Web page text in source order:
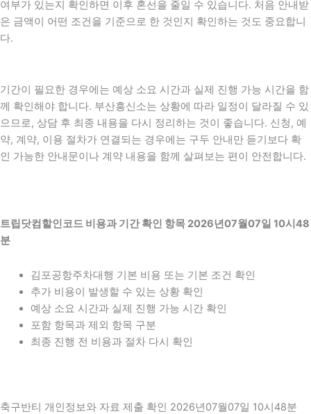
여부가 있는지 확인하면 이후 혼선을 줄일 수 있습니다. 처음 안내받
은 금액이 어떤 조건을 기준으로 한 것인지 확인하는 것도 중요합니
다.
기간이 필요한 경우에는 예상 소요 시간과 실제 진행 가능 시간을 함
께 확인해야 합니다. 부산흥신소는 상황에 따라 일정이 달라질 수 있
으므로, 상담 후 최종 내용을 다시 정리하는 것이 좋습니다. 신청, 예
약, 계약, 이용 절차가 연결되는 경우에는 구두 안내만 듣기보다 확
인 가능한 안내문이나 계약 내용을 함께 살펴보는 편이 안전합니다.
트립닷컴할인코드 비용과 기간 확인 항목 2026년07월07일 10시48
분
김포공항주차대행 기본 비용 또는 기본 조건 확인
추가 비용이 발생할 수 있는 상황 확인
예상 소요 시간과 실제 진행 가능 시간 확인
포함 항목과 제외 항목 구분
최종 진행 전 비용과 절차 다시 확인
축구반티 개인정보와 자료 제출 확인 2026년07월07일 10시48분